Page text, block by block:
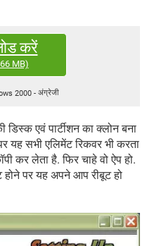
कंप्यूटर बस
करें
MB)
2000 - अंग्रेजी
एवं पार्टीशन का क्लोन बना
यह सभी एलिमेंट रिकवर भी करता
कर लेता है. फिर चाहे वो ऐप हो.
होने पर यह अपने आप रीबूट हो